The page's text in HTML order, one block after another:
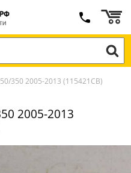
350 2005-2013 (115421СВ)
2005-2013